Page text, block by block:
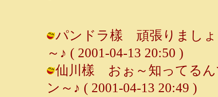
パンドラ樣 頑張りましょ
～♪ ( 2001-04-13 20:50 )
仙川樣 おぉ～知ってるん
ン～♪ ( 2001-04-13 20:49 )